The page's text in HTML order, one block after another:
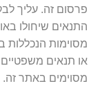
פרסום זה. עליך
התנאים שיחולו
מסוימות הנכללות
או תנאים
מסוימים באתר זה.